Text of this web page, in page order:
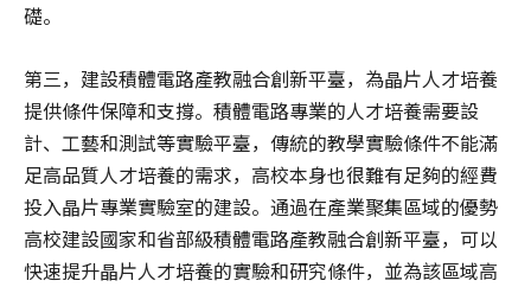
礎。
第三，建設積體電路產教融合創新平臺，為晶片人才培養
提供條件保障和支撐。積體電路專業的人才培養需要設
計、工藝和測試等實驗平臺，傳統的教學實驗條件不能滿
足高品質人才培養的需求，高校本身也很難有足夠的經費
投入晶片專業實驗室的建設。通過在產業聚集區域的優勢
高校建設國家和省部級積體電路產教融合創新平臺，可以
快速提升晶片人才培養的實驗和研究條件，並為該區域高